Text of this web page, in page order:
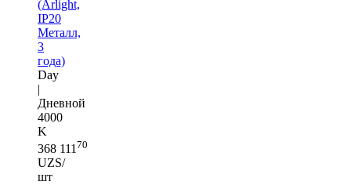
(Arlight,
IP20
Металл,
3
года)
Day
|
Дневной
4000
K
368 111 70
UZS/
шт